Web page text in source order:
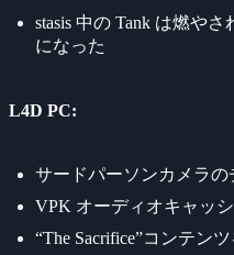
stasis 中の Tank は燃や
になった
L4D PC:
サードパーソンカメラの
VPK オーディオキャッ
“The Sacrifice”コンテン